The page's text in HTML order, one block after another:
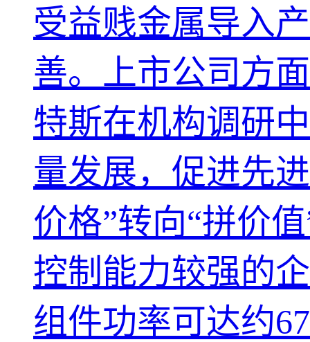
受益贱金属导入
善。上市公司方
特斯在机构调研
量发展，促进先
价格”转向“拼价
控制能力较强的
组件功率可达约